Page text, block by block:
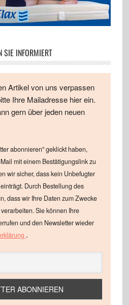
SIE INFORMIERT
Artikel von uns verpassen
Ihre Mailadresse hier ein.
gern über jeden neuen
abonnieren" geklickt haben,
mit einem Bestätigungslink zu
wir sicher, dass kein Unbefugter
Durch Bestellung des
dass wir Ihre Daten zum Zwecke
Sie können Ihre
und den Newsletter wieder
.